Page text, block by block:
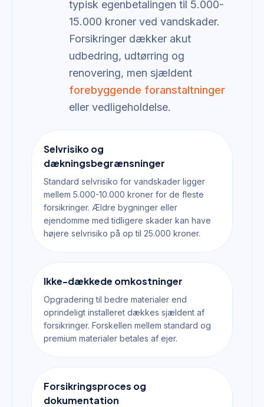
typisk egenbetalingen til 5.000-
15.000 kroner ved vandskader.
Forsikringer dækker akut
udbedring, udtørring og
renovering, men sjældent
forebyggende foranstaltninger
eller vedligeholdelse.
Selvrisiko og
dækningsbegrænsninger
Standard selvrisiko for vandskader ligger
mellem 5.000-10.000 kroner for de fleste
forsikringer. Ældre bygninger eller
ejendomme med tidligere skader kan have
højere selvrisiko på op til 25.000 kroner.
Ikke-dækkede omkostninger
Opgradering til bedre materialer end
oprindeligt installeret dækkes sjældent af
forsikringer. Forskellen mellem standard og
premium materialer betales af ejer.
Forsikringsproces og
dokumentation